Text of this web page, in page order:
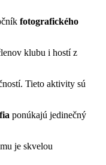
fotografického
klubu i hostí z
Tieto aktivity sú
ponúkajú jedinečný
je skvelou